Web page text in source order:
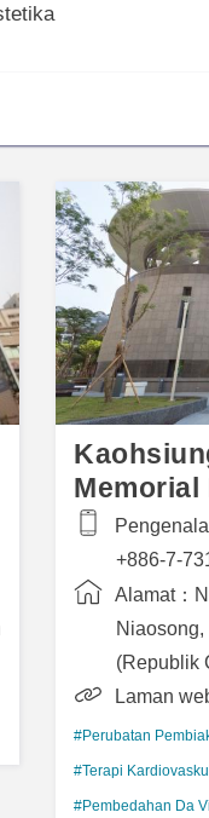
Memorial
+886-7-
Alamat：
(Republik
Laman
#Perubatan
#Terapi
#Pembedahan Da